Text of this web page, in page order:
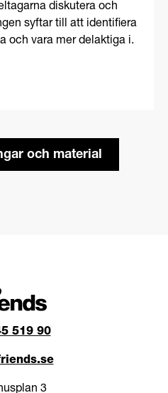
diskutera och
syftar till att identifiera
och vara mer delaktiga i.
och material
519 90
3